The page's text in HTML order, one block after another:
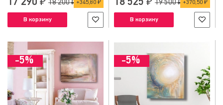
17 290 ₽ 18 200 ₽ 345,80 ₽
В корзину
18 525 ₽ 19 500 ₽ 370,50 ₽
В корзину
-5% -5%